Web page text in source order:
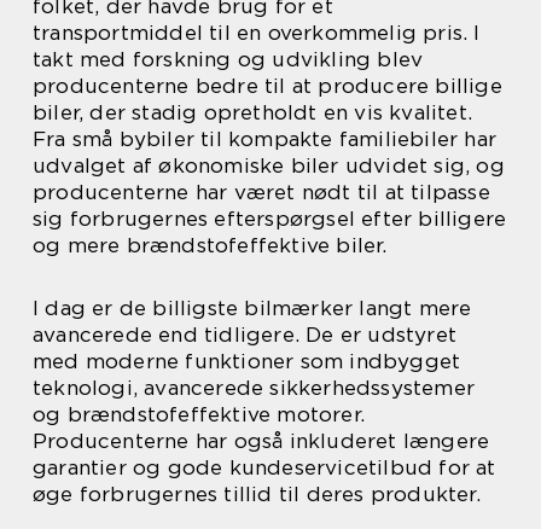
folket, der havde brug for et
transportmiddel til en overkommelig pris. I
takt med forskning og udvikling blev
producenterne bedre til at producere billige
biler, der stadig opretholdt en vis kvalitet.
Fra små bybiler til kompakte familiebiler har
udvalget af økonomiske biler udvidet sig, og
producenterne har været nødt til at tilpasse
sig forbrugernes efterspørgsel efter billigere
og mere brændstofeffektive biler.
I dag er de billigste bilmærker langt mere
avancerede end tidligere. De er udstyret
med moderne funktioner som indbygget
teknologi, avancerede sikkerhedssystemer
og brændstofeffektive motorer.
Producenterne har også inkluderet længere
garantier og gode kundeservicetilbud for at
øge forbrugernes tillid til deres produkter.